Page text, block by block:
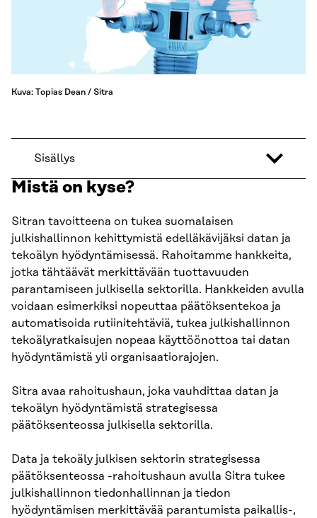
Kuva: Topias Dean / Sitra
Sisällys
Mistä on kyse?
Sitran tavoitteena on tukea suomalaisen
julkishallinnon kehittymistä edelläkävijäksi datan ja
tekoälyn hyödyntämisessä. Rahoitamme hankkeita,
jotka tähtäävät merkittävään tuottavuuden
parantamiseen julkisella sektorilla. Hankkeiden avulla
voidaan esimerkiksi nopeuttaa päätöksentekoa ja
automatisoida rutiinitehtäviä, tukea julkishallinnon
tekoälyratkaisujen nopeaa käyttöönottoa tai datan
hyödyntämistä yli organisaatiorajojen.
Sitra avaa rahoitushaun, joka vauhdittaa datan ja
tekoälyn hyödyntämistä strategisessa
päätöksenteossa julkisella sektorilla.
Data ja tekoäly julkisen sektorin strategisessa
päätöksenteossa -rahoitushaun avulla Sitra tukee
julkishallinnon tiedonhallinnan ja tiedon
hyödyntämisen merkittävää parantumista paikallis-,